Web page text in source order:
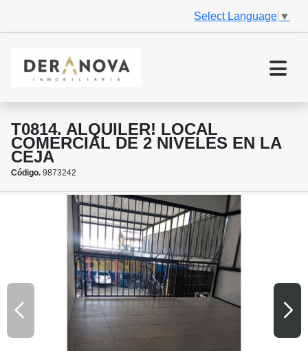
Select Language ▼
T0814. ALQUILER! LOCAL
COMERCIAL DE 2 NIVELES EN LA
CEJA
Código. 9873242